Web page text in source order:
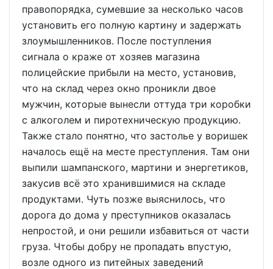
правопорядка, сумевшие за несколько часов
установить его полную картину и задержать
злоумышленников. После поступления
сигнала о краже от хозяев магазина
полицейские прибыли на место, установив,
что на склад через окно проникли двое
мужчин, которые вынесли оттуда три коробки
с алкоголем и пиротехническую продукцию.
Также стало понятно, что застолье у воришек
началось ещё на месте преступления. Там они
выпили шампанского, мартини и энергетиков,
закусив всё это хранившимися на складе
продуктами. Чуть позже выяснилось, что
дорога до дома у преступников оказалась
непростой, и они решили избавиться от части
груза. Чтобы добру не пропадать впустую,
возле одного из питейных заведений